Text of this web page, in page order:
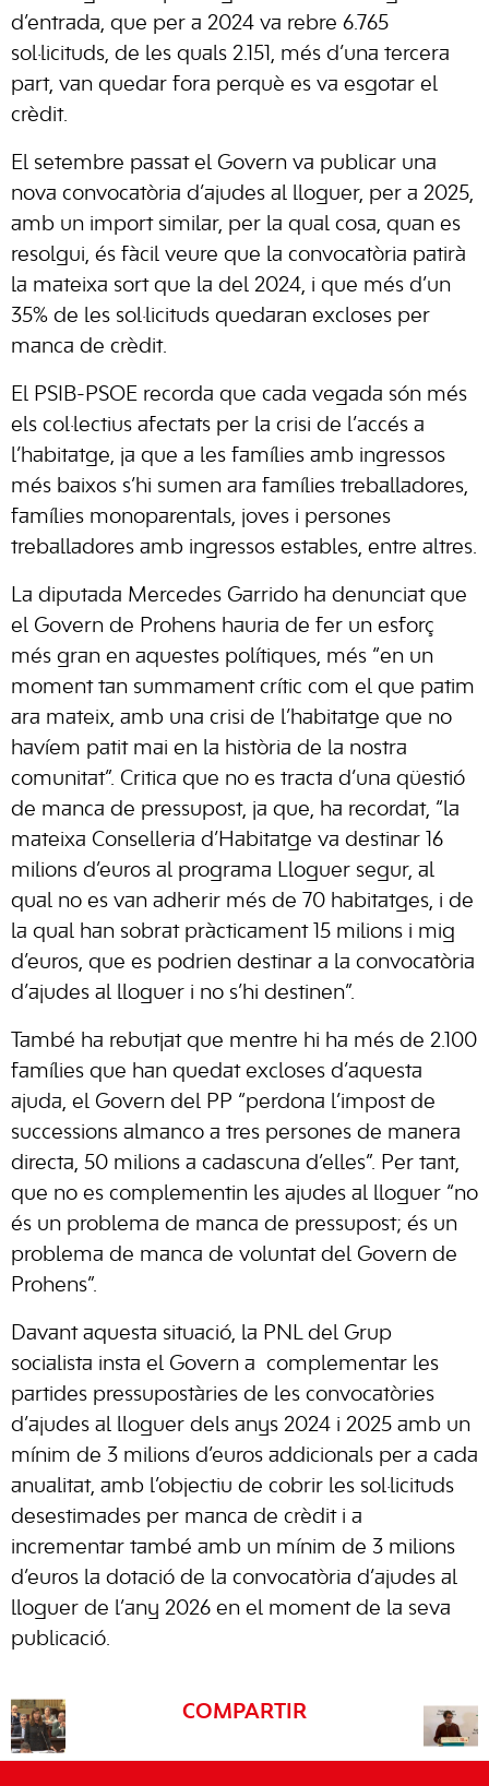
d’entrada, que per a 2024 va rebre 6.765
sol·licituds, de les quals 2.151, més d’una tercera
part, van quedar fora perquè es va esgotar el
crèdit.
El setembre passat el Govern va publicar una
nova convocatòria d’ajudes al lloguer, per a 2025,
amb un import similar, per la qual cosa, quan es
resolgui, és fàcil veure que la convocatòria patirà
la mateixa sort que la del 2024, i que més d’un
35% de les sol·licituds quedaran excloses per
manca de crèdit.
El PSIB-PSOE recorda que cada vegada són més
els col·lectius afectats per la crisi de l’accés a
l’habitatge, ja que a les famílies amb ingressos
més baixos s’hi sumen ara famílies treballadores,
famílies monoparentals, joves i persones
treballadores amb ingressos estables, entre altres.
La diputada Mercedes Garrido ha denunciat que
el Govern de Prohens hauria de fer un esforç
més gran en aquestes polítiques, més “en un
moment tan summament crític com el que patim
ara mateix, amb una crisi de l’habitatge que no
havíem patit mai en la història de la nostra
comunitat”. Critica que no es tracta d’una qüestió
de manca de pressupost, ja que, ha recordat, “la
mateixa Conselleria d’Habitatge va destinar 16
milions d’euros al programa Lloguer segur, al
qual no es van adherir més de 70 habitatges, i de
la qual han sobrat pràcticament 15 milions i mig
d’euros, que es podrien destinar a la convocatòria
d’ajudes al lloguer i no s’hi destinen”.
També ha rebutjat que mentre hi ha més de 2.100
famílies que han quedat excloses d’aquesta
ajuda, el Govern del PP “perdona l’impost de
successions almanco a tres persones de manera
directa, 50 milions a cadascuna d’elles”. Per tant,
que no es complementin les ajudes al lloguer “no
és un problema de manca de pressupost; és un
problema de manca de voluntat del Govern de
Prohens”.
Davant aquesta situació, la PNL del Grup
socialista insta el Govern a complementar les
partides pressupostàries de les convocatòries
d’ajudes al lloguer dels anys 2024 i 2025 amb un
mínim de 3 milions d’euros addicionals per a cada
anualitat, amb l’objectiu de cobrir les sol·licituds
desestimades per manca de crèdit i a
incrementar també amb un mínim de 3 milions
d’euros la dotació de la convocatòria d’ajudes al
lloguer de l’any 2026 en el moment de la seva
publicació.
COMPARTIR